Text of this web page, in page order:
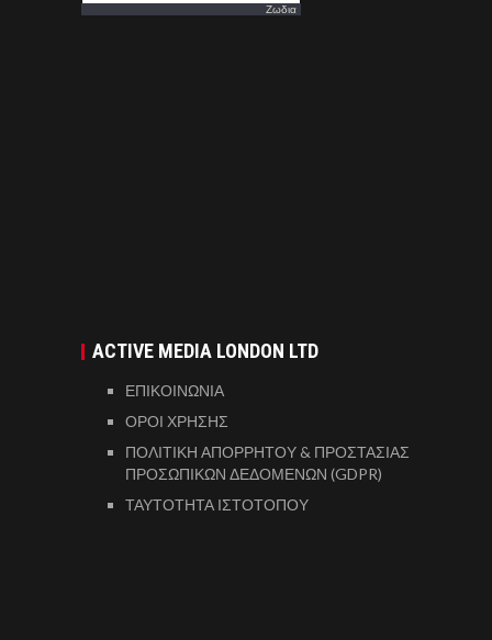
Ζωδια
ACTIVE MEDIA LONDON LTD
ΕΠΙΚΟΙΝΩΝΙΑ
ΟΡΟΙ ΧΡΗΣΗΣ
ΠΟΛΙΤΙΚΗ ΑΠΟΡΡΗΤΟΥ & ΠΡΟΣΤΑΣΙΑΣ
ΠΡΟΣΩΠΙΚΩΝ ΔΕΔΟΜΕΝΩΝ (GDPR)
ΤΑΥΤΟΤΗΤΑ ΙΣΤΟΤΟΠΟΥ